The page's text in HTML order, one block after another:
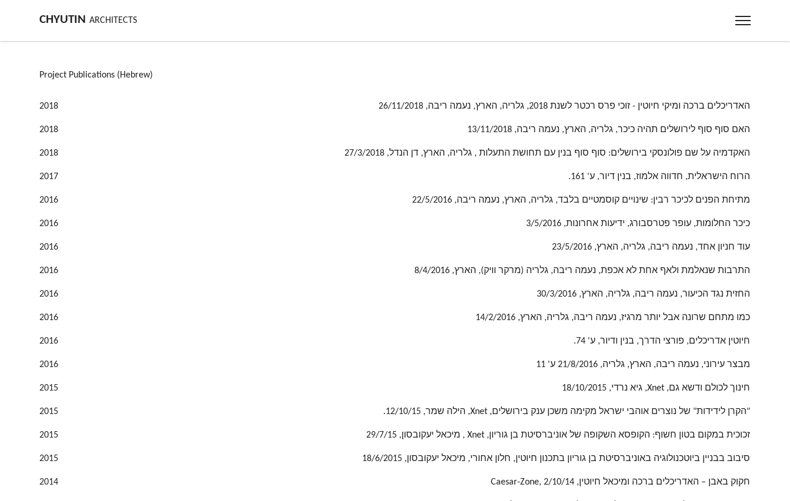
CHYUTIN ARCHITECTS
Project Publications (Hebrew)
האדריכלים ברכה ומיקי חיוטין - זוכי פרס רכטר לשנת 2018, גלריה, הארץ, נעמה ריבה, 26/11/2018 2018
האם סוף סוף לירושלים תהיה כיכר, גלריה, הארץ, נעמה ריבה, 13/11/2018 2018
האקדמיה על שם פולונסקי בירושלים: סוף סוף בנין עם תחושת התעלות , גלריה, הארץ, דן הנדל, 27/3/2018 2018
הרוח הישראלית, חדווה אלמוז, בנין דיור, ע' 161. 2017
מתיחת הפנים לכיכר רבין: שינויים קוסמטיים בלבד, גלריה, הארץ, נעמה ריבה, 22/5/2016 2016
כיכר החלומות, עופר פטרסבורג, ידיעות אחרונות, 3/5/2016 2016
עוד חניון אחד, נעמה ריבה, גלריה, הארץ, 23/5/2016 2016
התרבות שנאלמת ולאף אחת לא אכפת, נעמה ריבה, גלריה (מרקר וויק), הארץ, 8/4/2016 2016
החזית נגד הכיעור, נעמה ריבה, גלריה, הארץ, 30/3/2016 2016
כמו מתחם שרונה אבל יותר מרגיז, נעמה ריבה, גלריה, הארץ, 14/2/2016 2016
חיוטין אדריכלים, פורצי הדרך, בנין ודיור, ע' 74. 2016
מבצר עירוני, נעמה ריבה, הארץ, גלריה, 21/8/2016 ע' 11 2016
חינוך לכולם ודשא גם, Xnet, גיא נרדי, 18/10/2015 2015
"הקרן לידידות" של נוצרים אוהבי ישראל מקימה משכן ענק בירושלים, Xnet, הילה שמר, 12/10/15. 2015
זכוכית במקום בטון חשוף: הקופסא השקופה של אוניברסיטת בן גוריון, Xnet , מיכאל יעקובסון, 29/7/15 2015
סיבוב בבניין ביוטכנולוגיה באוניברסיטת בן גוריון בתכנון חיוטין, חלון אחורי, מיכאל יעקובסון, 18/6/2015 2015
חקוק באבן – האדריכלים ברכה ומיכאל חיוטין, Caesar-Zone, 2/10/14 2014